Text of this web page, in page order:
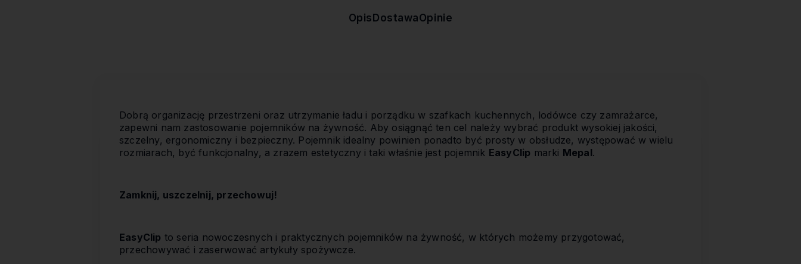
Opis DostawaOpinie
Dobrą organizację przestrzeni oraz utrzymanie ładu i porządku w szafkach kuchennych, lodówce czy zamrażarce,
zapewni nam zastosowanie pojemników na żywność. Aby osiągnąć ten cel należy wybrać produkt wysokiej jakości,
szczelny, ergonomiczny i bezpieczny. Pojemnik idealny powinien ponadto być prosty w obsłudze, występować w wielu
rozmiarach, być funkcjonalny, a zrazem estetyczny i taki właśnie jest pojemnik EasyClip marki Mepal.
Zamknij, uszczelnij, przechowuj!
EasyClip to seria nowoczesnych i praktycznych pojemników na żywność, w których możemy przygotować,
przechowywać i zaserwować artykuły spożywcze.